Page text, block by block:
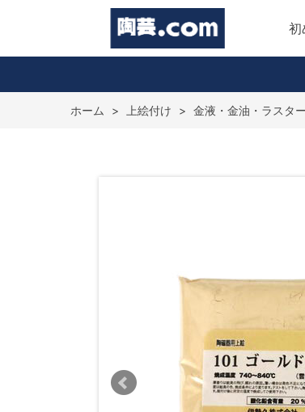
初
ホーム > 上絵付け > 金液・金油・ラスタ